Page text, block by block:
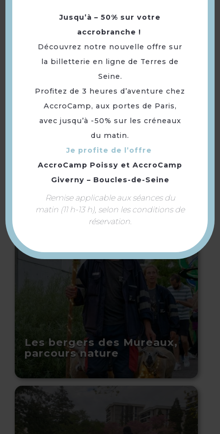
À voir aussi ...
Boutique de la Ferme de
la Haye
Les bergers des Mureaux,
parcours nature
Jusqu’à – 50% sur votre
accrobranche !
Découvrez notre nouvelle offre sur
la billetterie en ligne de Terres de
Seine.
Profitez de 3 heures d’aventure chez
AccroCamp, aux portes de Paris,
avec jusqu’à -50% sur les créneaux
du matin.
Je profite de l’offre
AccroCamp Poissy et AccroCamp
Giverny – Boucles-de-Seine
Remise applicable aux séances du
matin (11 h-13 h), selon les conditions de
réservation.